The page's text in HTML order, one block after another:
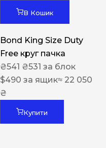
В Кошик
Bond King Size Duty
Free круг пачка
₴541 ₴531 за блок
$490 за ящик≈ 22 050
₴
Купити